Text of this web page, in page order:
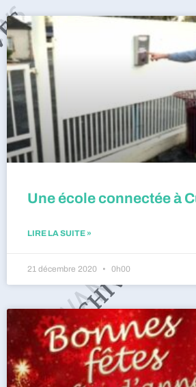
Une école connectée à
LIRE LA SUITE »
21 décembre 2020 0h00